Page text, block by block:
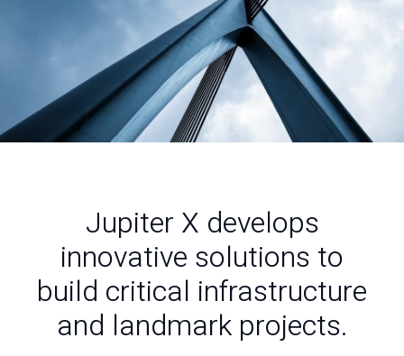
Jupiter X develops
innovative solutions to
build critical infrastructure
and landmark projects.